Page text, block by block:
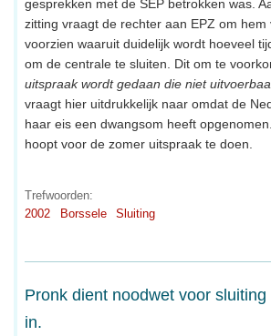
gesprekken met de SEP betrokken was.
zitting vraagt de rechter aan EPZ om
voorzien waaruit duidelijk wordt hoeveel
om de centrale te sluiten. Dit om te
uitspraak wordt gedaan die niet
vraagt hier uitdrukkelijk naar omdat de
haar eis een dwangsom heeft
hoopt voor de zomer uitspraak te doen.
Trefwoorden:
2002
Borssele Sluiting
Pronk dient noodwet voor
in.